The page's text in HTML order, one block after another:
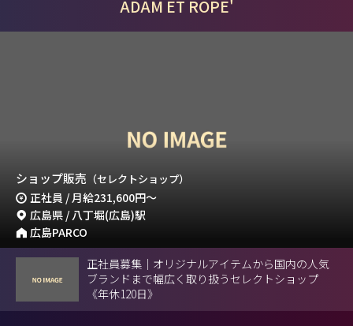
ADAM ET ROPE'
ショップ販売 （セレクトショップ）
正社員 / 月給231,600円～
広島県 / 八丁堀(広島)駅
広島PARCO
正社員募集｜オリジナルアイテムから国内の人気
ブランドまで幅広く取り扱うセレクトショップ
《年休120日》